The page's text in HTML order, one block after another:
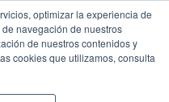
optimizar la experiencia de
navegación de nuestros
de nuestros contenidos y
cookies que utilizamos, consulta
GRATUITA